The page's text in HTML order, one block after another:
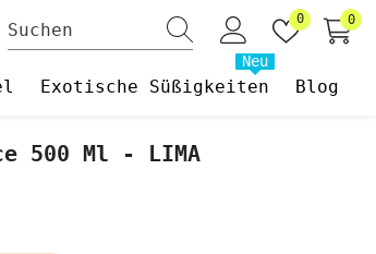
0 0
0
Exotische Süßigkeiten
Neu
Blog
500 Ml - LIMA